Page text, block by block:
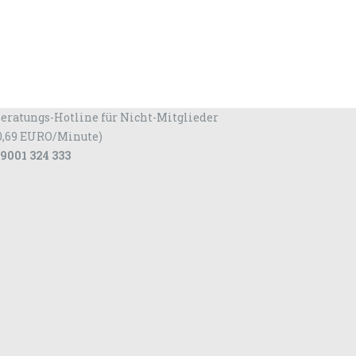
Hotline für Nicht-Mitglieder
EURO/Minute)
324 333